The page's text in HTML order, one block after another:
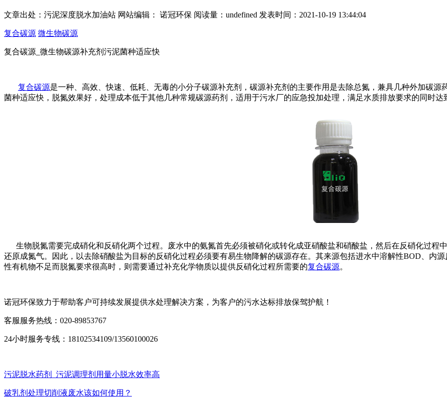
文章出处：污泥深度脱水加油站 网站编辑： 诺冠环保 阅读量： undefined 发表时间：2021-10-19 13:44:04
复合碳源 微生物碳源
复合碳源_微生物碳源补充剂污泥菌种适应快
复合碳源是一种、高效、快速、低耗、无毒的小分子碳源补充剂，碳源补充剂的主要作用是去除总氮，兼具几种外加碳
菌种适应快，脱氮效果好，处理成本低于其他几种常规碳源药剂，适用于污水厂的应急投加处理，满足水质排放要求的同时达
生物脱氮需要完成硝化和反硝化两个过程。废水中的氨氮首先必须被硝化或转化成亚硝酸盐和硝酸盐，然后在反硝化过程
还原成氮气。因此，以去除硝酸盐为目标的反硝化过程必须要有易生物降解的碳源存在。其来源包括进水中溶解性BOD、内
性有机物不足而脱氮要求很高时，则需要通过补充化学物质以提供反硝化过程所需要的复合碳源。
诺冠环保致力于帮助客户可持续发展提供水处理解决方案，为客户的污水达标排放保驾护航！
客服服务热线：020-89853767
24小时服务专线：18102534109/13560100026
污泥脱水药剂_污泥调理剂用量小脱水效率高
破乳剂处理切削液废水该如何使用？